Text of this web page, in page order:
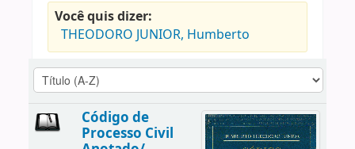
Você quis dizer:
THEODORO JUNIOR, Humberto
Código de
Processo Civil